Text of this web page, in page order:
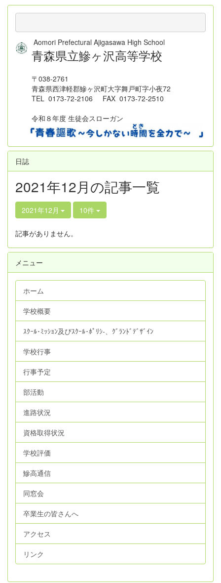
Aomori Prefectural Ajigasawa High School
青森県立鰺ヶ沢高等学校
〒038-2761
青森県西津軽郡鰺ヶ沢町大字舞戸町字小夜72
TEL 0173-72-2106 FAX 0173-72-2510
令和８年度 生徒会スローガン
日誌
2021年12月の記事一覧
2021年12月 10件
記事がありません。
メニュー
ホーム
学校概要
ｽｸｰﾙ･ﾐｯｼｮﾝ及びｽｸｰﾙ･ﾎﾟﾘｼ‐、ｸﾞﾗﾝﾄﾞﾃﾞｻﾞｲﾝ
学校行事
行事予定
部活動
進路状況
資格取得状況
学校評価
鰺高通信
同窓会
卒業生の皆さんへ
アクセス
リンク